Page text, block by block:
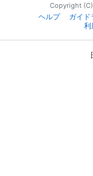
Copyright
ヘルプ
ガイド
利